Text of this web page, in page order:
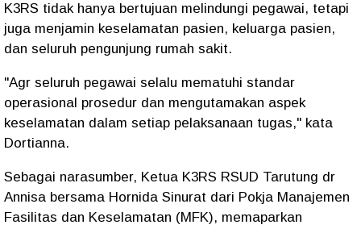
K3RS tidak hanya bertujuan melindungi pegawai, tetapi
juga menjamin keselamatan pasien, keluarga pasien,
dan seluruh pengunjung rumah sakit.
"Agr seluruh pegawai selalu mematuhi standar
operasional prosedur dan mengutamakan aspek
keselamatan dalam setiap pelaksanaan tugas," kata
Dortianna.
Sebagai narasumber, Ketua K3RS RSUD Tarutung dr
Annisa bersama Hornida Sinurat dari Pokja Manajemen
Fasilitas dan Keselamatan (MFK), memaparkan